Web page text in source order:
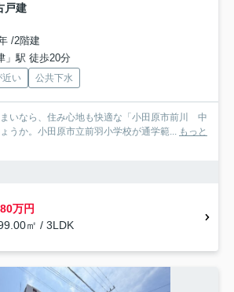
戸建
/2階建
」駅 徒歩20分
近い 公共下水
いなら、住み心地も快適な「小田原市前川 中
うか。小田原市立前羽小学校が通学範... もっと
万円
㎡ / 3LDK